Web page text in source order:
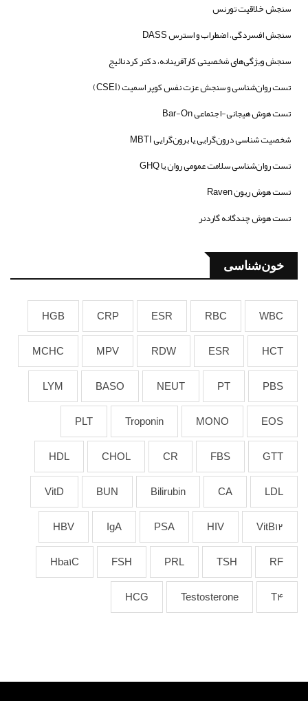
سنجش خلاقیت تورنس
سنجش افسردگی، اضطراب و استرس DASS
سنجش ویژگی‌های شخصیتی کارآفرینانه، دکتر کردنائیج
تست روان‌شناسی و سنجش عزت نفس کوپر اسمیت (CSEI)
تست هوش هیجانی-اجتماعی Bar-On
شخصیت شناسی درون‌گرایی یا برون‌گرایی MBTI
تست روان‌شناسی سلامت عمومی روان یا GHQ
تست هوش ریون Raven
تست هوش چندگانه گاردنر
خون‌شناسی
WBC
RBC
ESR
CRP
HGB
HCT
ESR
RDW
MPV
MCHC
PBS
PT
NEUT
BASO
LYM
EOS
MONO
Troponin
PLT
GTT
FBS
CR
CHOL
HDL
LDL
CA
Bilirubin
BUN
VitD
VitB12
HIV
PSA
IgA
HBV
RF
TSH
PRL
FSH
Hba1C
T4
Testosterone
HCG